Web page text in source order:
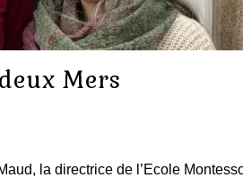
L’entrée dans la culture
Mers
la directrice de l’Ecole